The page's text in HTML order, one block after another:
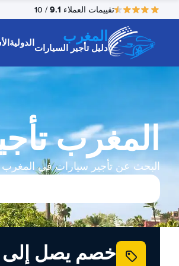
تقييمات العملاء 9.1
/ 10
المغرب
دليل تأجير السياراتالدولية
المغرب
البحث عن تأجير سيارات في المغرب